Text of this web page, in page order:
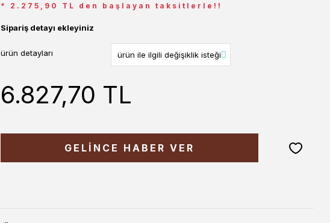
* 2.275,90 TL den başlayan taksitlerle!!
Sipariş detayı ekleyiniz
ürün detayları
6.827,70 TL
GELİNCE HABER VER